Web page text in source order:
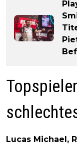
Lucas Michael,